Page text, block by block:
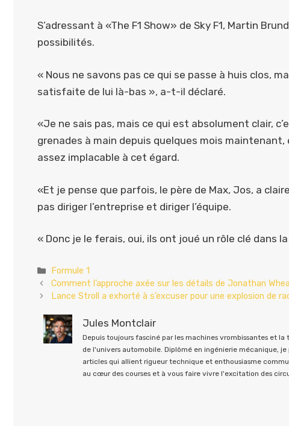
S’adressant à «The F1 Show» de Sky F1, Martin
possibilités.
« Nous ne savons pas ce qui se passe à huis clos,
satisfaite de lui là-bas », a-t-il déclaré.
«Je ne sais pas, mais ce qui est absolument clair,
grenades à main depuis quelques mois
assez implacable à cet égard.
«Et je pense que parfois, le père de Max, Jos, a
pas diriger l’entreprise et diriger l’équipe.
« Donc je le ferais, oui, ils ont joué un rôle clé dans
Catégories
Formule 1
Comment l’approche axée sur les détails de Jonathan
Lance Stroll a exhorté à s’excuser pour une explosion de
Jules Montclair
Depuis toujours fasciné par les machines vrombissantes et
de l'univers automobile. Diplômé en ingénierie mécanique,
articles qui allient rigueur technique et enthousiasme
au cœur des courses et à vous faire vivre l'excitation des